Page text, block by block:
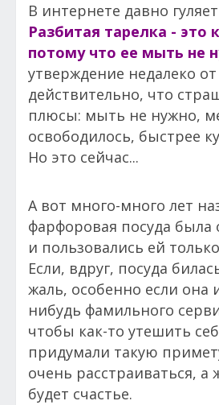
В интернете давно
Разбитая тарелка - это
потому что ее мыть не
утверждение недалеко
действительно, что
плюсы: мыть не нужно,
освободилось, быстрее
Но это сейчас...
А вот много-много лет
фарфоровая посуда была
и пользовались ей
Если, вдруг, посуда
жаль, особенно если она
нибудь фамильного
чтобы как-то утешить
придумали такую
очень расстраиваться, а
будет счастье.